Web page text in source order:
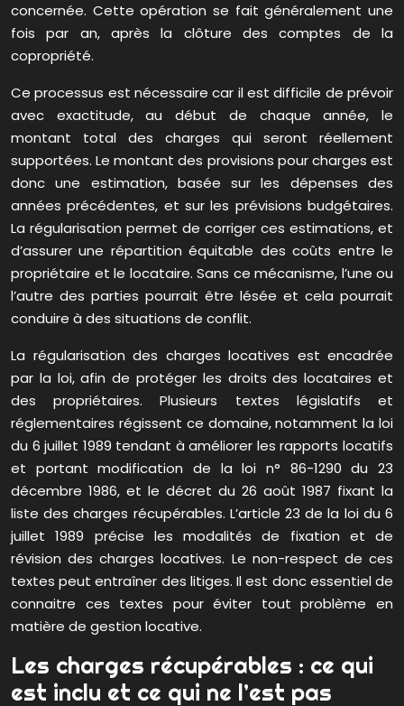
concernée. Cette opération se fait généralement une
fois par an, après la clôture des comptes de la
copropriété.
Ce processus est nécessaire car il est difficile de prévoir
avec exactitude, au début de chaque année, le
montant total des charges qui seront réellement
supportées. Le montant des provisions pour charges est
donc une estimation, basée sur les dépenses des
années précédentes, et sur les prévisions budgétaires.
La régularisation permet de corriger ces estimations, et
d’assurer une répartition équitable des coûts entre le
propriétaire et le locataire. Sans ce mécanisme, l’une ou
l’autre des parties pourrait être lésée et cela pourrait
conduire à des situations de conflit.
La régularisation des charges locatives est encadrée
par la loi, afin de protéger les droits des locataires et
des propriétaires. Plusieurs textes législatifs et
réglementaires régissent ce domaine, notamment la loi
du 6 juillet 1989 tendant à améliorer les rapports locatifs
et portant modification de la loi n° 86-1290 du 23
décembre 1986, et le décret du 26 août 1987 fixant la
liste des charges récupérables. L’article 23 de la loi du 6
juillet 1989 précise les modalités de fixation et de
révision des charges locatives. Le non-respect de ces
textes peut entraîner des litiges. Il est donc essentiel de
connaitre ces textes pour éviter tout problème en
matière de gestion locative.
Les charges récupérables : ce qui
est inclu et ce qui ne l’est pas